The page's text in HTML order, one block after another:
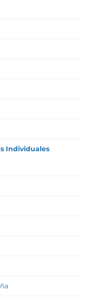
Individuales